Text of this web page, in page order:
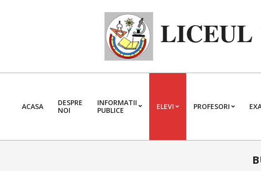
LICEUL
ACASA
DESPRE
NOI
INFORMATII
PUBLICE
ELEVI PROFESORI